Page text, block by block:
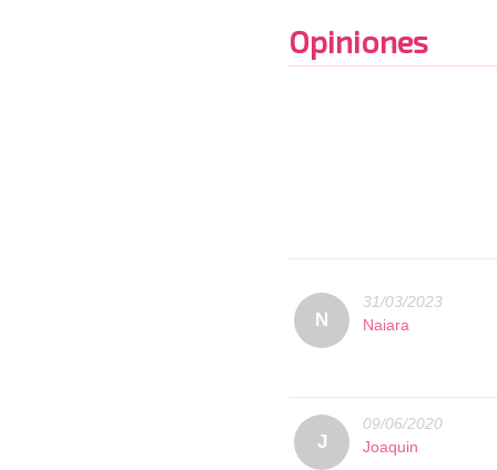
Opiniones
N
31/03/2023
Naiara
J
09/06/2020
Joaquin